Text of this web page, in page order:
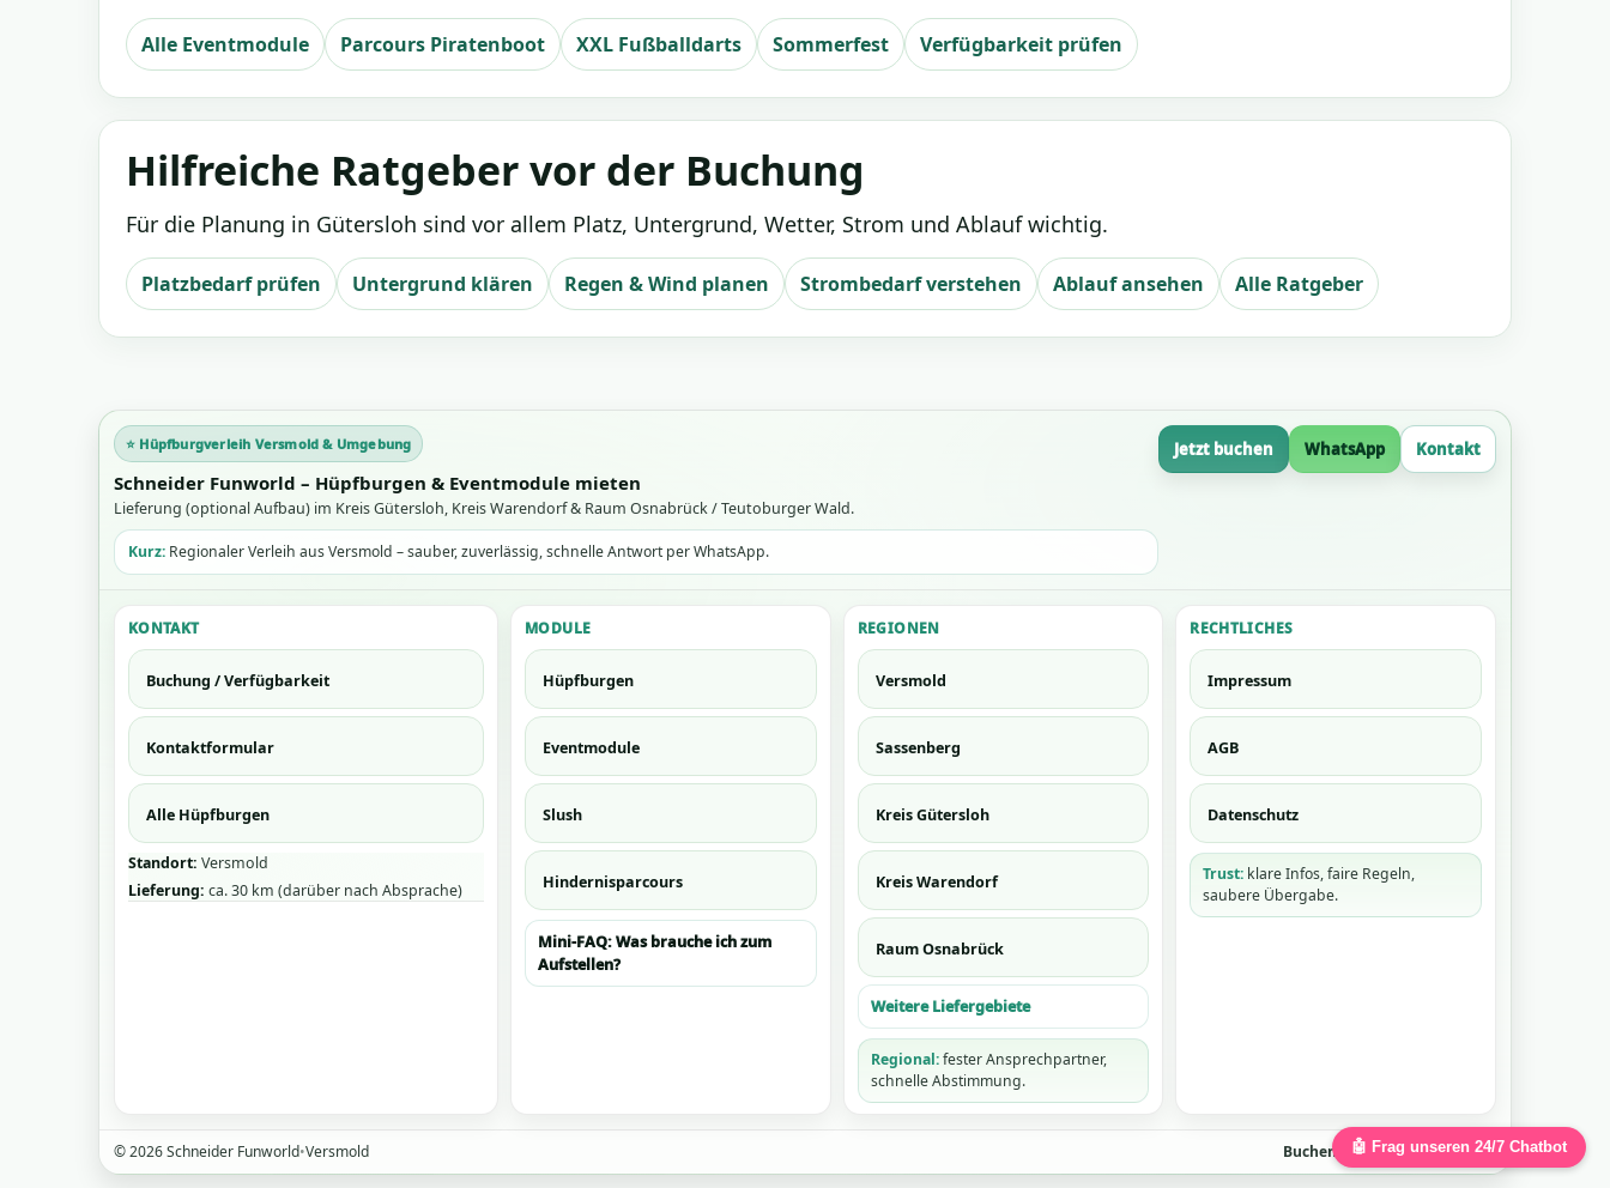
Alle Eventmodule Parcours Piratenboot XXL Fußballdarts Sommerfest Verfügbarkeit prüfen
Hilfreiche Ratgeber vor der Buchung
Für die Planung in Gütersloh sind vor allem Platz, Untergrund, Wetter, Strom und Ablauf wichtig.
Platzbedarf prüfen Untergrund klären Regen & Wind planen Strombedarf verstehen Ablauf ansehen Alle Ratgeber
⭐ Hüpfburgverleih Versmold & Umgebung
Schneider Funworld – Hüpfburgen & Eventmodule mieten
Lieferung (optional Aufbau) im Kreis Gütersloh, Kreis Warendorf & Raum Osnabrück / Teutoburger Wald.
Kurz: Regionaler Verleih aus Versmold – sauber, zuverlässig, schnelle Antwort per WhatsApp.
Jetzt buchen WhatsApp Kontakt
KONTAKT
Buchung / Verfügbarkeit
Kontaktformular
Alle Hüpfburgen
Standort: Versmold
Lieferung: ca. 30 km (darüber nach Absprache)
MODULE
Hüpfburgen
Eventmodule
Slush
Hindernisparcours
Mini-FAQ: Was brauche ich zum
Aufstellen?
REGIONEN
Versmold
Sassenberg
Kreis Gütersloh
Kreis Warendorf
Raum Osnabrück
Weitere Liefergebiete
Regional:fester Ansprechpartner,
schnelle Abstimmung.
RECHTLICHES
Impressum
AGB
Datenschutz
Trust: klare Infos, faire Regeln,
saubere Übergabe.
©2026Schneider Funworld•Versmold Buchen Kontakt• Datenschutz
🤖 Frag unseren 24/7 Chatbot